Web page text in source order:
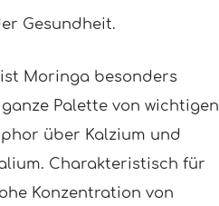
Gesundheit.
Moringa besonders
Palette von wichtigen
über Kalzium und
Charakteristisch für
Konzentration von